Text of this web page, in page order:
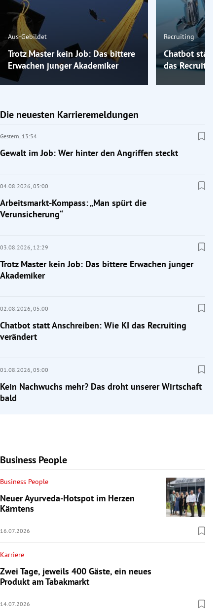
Aus-Gebildet
Trotz Master kein Job: Das bittere
Erwachen junger Akademiker
Recruiting
Chatbot statt
das
Die neuesten Karrieremeldungen
Gestern, 13:54
Gewalt im Job: Wer hinter den Angriffen steckt
04.08.2026, 05:00
Arbeitsmarkt-Kompass: „Man spürt die
Verunsicherung“
03.08.2026, 12:29
Trotz Master kein Job: Das bittere Erwachen junger
Akademiker
02.08.2026, 05:00
Chatbot statt Anschreiben: Wie KI das Recruiting
verändert
01.08.2026, 05:00
Kein Nachwuchs mehr? Das droht unserer Wirtschaft
bald
Business People
Business People
Neuer Ayurveda-Hotspot im Herzen
Kärntens
16.07.2026
Karriere
Zwei Tage, jeweils 400 Gäste, ein neues
Produkt am Tabakmarkt
14.07.2026